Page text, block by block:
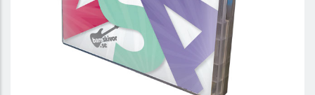
DANSA! 2 - DVD